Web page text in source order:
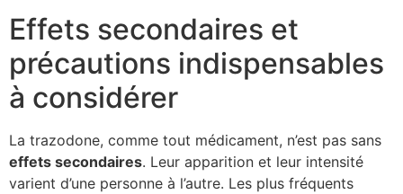
Effets secondaires et
précautions indispensables
à considérer
La trazodone, comme tout médicament, n’est pas sans
effets secondaires. Leur apparition et leur intensité
varient d’une personne à l’autre. Les plus fréquents